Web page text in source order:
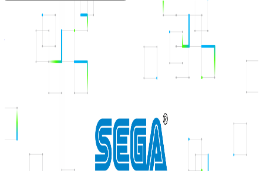
株式会社セガ エックスディー
プロダクト
CX School
概要
CX Schoolは株式会社セガ エックスディーが提供するデジタ
ル人材向けの専門家養成プログラムです。カスタマーエクス
ペリエンス設計力を育成するデジタルサービス開発に特化し